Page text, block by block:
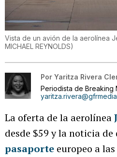
Vista de un avión de la aerolínea
MICHAEL REYNOLDS)
Por Yaritza Rivera
Periodista de Breaking
La oferta de la aerolínea
desde $59 y la noticia de
pasaporte europeo a